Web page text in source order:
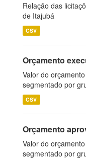
Relação das
de Itajubá
CSV
Orçamento
Valor do
segmentado por
CSV
Orçamento
Valor do
segmentado por